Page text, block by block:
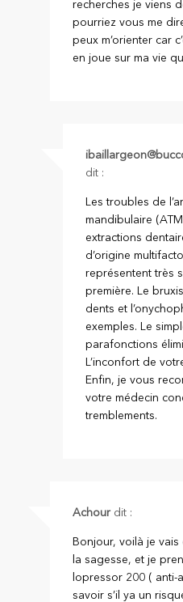
recherches je viens
pourriez vous me
peux m’orienter car
en joue sur ma vie
dit :
Les troubles de
mandibulaire
extractions
d’origine
représentent très
première. Le
dents et
exemples. Le
parafonctions
L’inconfort de
Enfin, je vous
votre médecin
tremblements.
Achour dit :
Bonjour, voilà je
la sagesse, et je
lopressor 200 ( anti-
savoir s’il ya un